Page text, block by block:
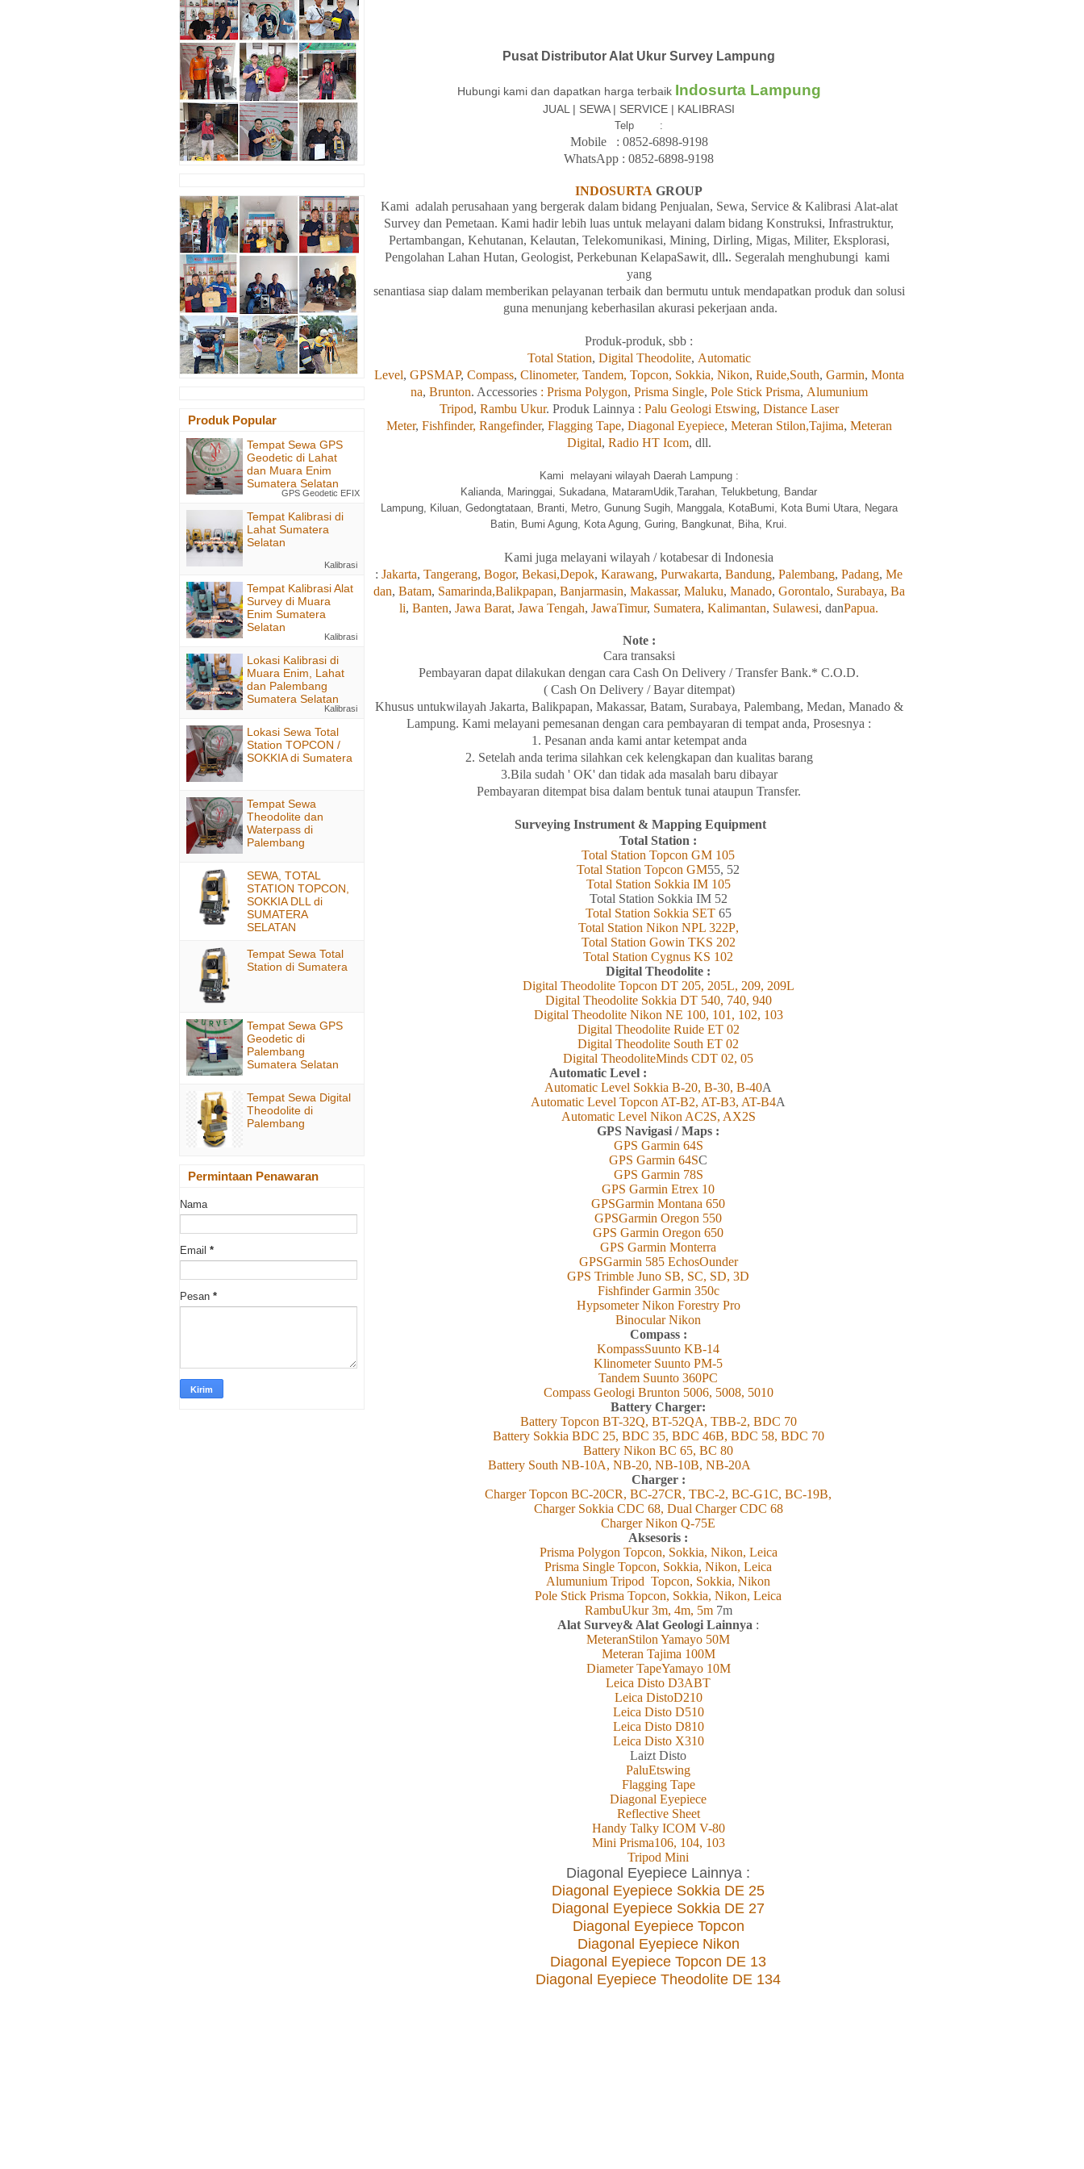
Pusat Distributor Alat Ukur Survey Lampung
Hubungi kami dan dapatkan harga terbaik Indosurta Lampung
JUAL | SEWA | SERVICE | KALIBRASI
Telp :
Mobile : 0852-6898-9198
WhatsApp : 0852-6898-9198
INDOSURTA GROUP
Kami adalah perusahaan yang bergerak dalam bidang Penjualan, Sewa, Service & Kalibrasi Alat-alat
Survey dan Pemetaan. Kami hadir lebih luas untuk melayani dalam bidang Konstruksi, Infrastruktur,
Pertambangan, Kehutanan, Kelautan, Telekomunikasi, Mining, Dirling, Migas, Militer, Eksplorasi,
Pengolahan Lahan Hutan, Geologist, Perkebunan KelapaSawit, dll.. Segeralah menghubungi kami
yang
senantiasa siap dalam memberikan pelayanan terbaik dan bermutu untuk mendapatkan produk dan solusi
guna menunjang keberhasilan akurasi pekerjaan anda.
Produk-produk, sbb :
Total Station, Digital Theodolite, Automatic
Level, GPSMAP, Compass, Clinometer, Tandem, Topcon, Sokkia, Nikon, Ruide,South, Garmin, Monta
na, Brunton. Accessories : Prisma Polygon, Prisma Single, Pole Stick Prisma, Alumunium
Tripod, Rambu Ukur. Produk Lainnya : Palu Geologi Etswing, Distance Laser
Meter, Fishfinder, Rangefinder, Flagging Tape, Diagonal Eyepiece, Meteran Stilon,Tajima, Meteran
Digital, Radio HT Icom, dll.
Kami melayani wilayah Daerah Lampung :
Kalianda, Maringgai, Sukadana, MataramUdik,Tarahan, Telukbetung, Bandar
Lampung, Kiluan, Gedongtataan, Branti, Metro, Gunung Sugih, Manggala, KotaBumi, Kota Bumi Utara, Negara
Batin, Bumi Agung, Kota Agung, Guring, Bangkunat, Biha, Krui.
Kami juga melayani wilayah / kotabesar di Indonesia
: Jakarta, Tangerang, Bogor, Bekasi,Depok, Karawang, Purwakarta, Bandung, Palembang, Padang, Me
dan, Batam, Samarinda,Balikpapan, Banjarmasin, Makassar, Maluku, Manado, Gorontalo, Surabaya, Ba
li, Banten, Jawa Barat, Jawa Tengah, JawaTimur, Sumatera, Kalimantan, Sulawesi, danPapua.
Note :
Cara transaksi
Pembayaran dapat dilakukan dengan cara Cash On Delivery / Transfer Bank.* C.O.D.
( Cash On Delivery / Bayar ditempat)
Khusus untukwilayah Jakarta, Balikpapan, Makassar, Batam, Surabaya, Palembang, Medan, Manado &
Lampung. Kami melayani pemesanan dengan cara pembayaran di tempat anda, Prosesnya :
1. Pesanan anda kami antar ketempat anda
2. Setelah anda terima silahkan cek kelengkapan dan kualitas barang
3.Bila sudah ' OK' dan tidak ada masalah baru dibayar
Pembayaran ditempat bisa dalam bentuk tunai ataupun Transfer.
Surveying Instrument & Mapping Equipment
Total Station :
Total Station Topcon GM 105
Total Station Topcon GM55, 52
Total Station Sokkia IM105
Total Station Sokkia IM 52
Total Station Sokkia SET 65
Total Station Nikon NPL 322P,
Total Station Gowin TKS 202
Total Station Cygnus KS 102
Digital Theodolite :
Digital Theodolite Topcon DT 205, 205L, 209, 209L
Digital Theodolite Sokkia DT 540, 740, 940
Digital Theodolite Nikon NE 100, 101, 102, 103
Digital Theodolite Ruide ET 02
Digital Theodolite South ET 02
Digital TheodoliteMinds CDT 02, 05
Automatic Level :
Automatic Level Sokkia B-20, B-30, B-40A
Automatic Level Topcon AT-B2, AT-B3, AT-B4A
Automatic Level Nikon AC2S, AX2S
GPS Navigasi / Maps :
GPS Garmin 64S
GPS Garmin 64SC
GPS Garmin 78S
GPS Garmin Etrex 10
GPSGarmin Montana 650
GPSGarmin Oregon 550
GPS Garmin Oregon 650
GPS Garmin Monterra
GPSGarmin 585 EchosOunder
GPS Trimble Juno SB, SC, SD, 3D
Fishfinder Garmin 350c
Hypsometer Nikon Forestry Pro
Binocular Nikon
Compass :
KompassSuunto KB-14
Klinometer Suunto PM-5
Tandem Suunto 360PC
Compass Geologi Brunton 5006, 5008, 5010
Battery Charger:
Battery Topcon BT-32Q, BT-52QA, TBB-2, BDC 70
Battery Sokkia BDC 25, BDC 35, BDC 46B, BDC 58, BDC 70
Battery Nikon BC 65, BC 80
Battery South NB-10A, NB-20, NB-10B, NB-20A
Charger :
Charger Topcon BC-20CR, BC-27CR, TBC-2, BC-G1C, BC-19B,
Charger Sokkia CDC 68, Dual Charger CDC 68
Charger Nikon Q-75E
Aksesoris :
Prisma Polygon Topcon, Sokkia, Nikon, Leica
Prisma Single Topcon, Sokkia, Nikon, Leica
Alumunium Tripod Topcon, Sokkia, Nikon
Pole Stick Prisma Topcon, Sokkia, Nikon, Leica
RambuUkur 3m, 4m, 5m7m
Alat Survey& Alat Geologi Lainnya :
MeteranStilon Yamayo 50M
Meteran Tajima 100M
Diameter TapeYamayo 10M
Leica Disto D3ABT
Leica DistoD210
Leica Disto D510
Leica Disto D810
Leica Disto X310
Laizt Disto
PaluEtswing
Flagging Tape
Diagonal Eyepiece
Reflective Sheet
Handy Talky ICOM V-80
Mini Prisma106, 104, 103
Tripod Mini
Diagonal Eyepiece Lainnya :
Diagonal Eyepiece Sokkia DE 25
Diagonal Eyepiece Sokkia DE 27
Diagonal Eyepiece Topcon
Diagonal Eyepiece Nikon
Diagonal Eyepiece Topcon DE 13
Diagonal Eyepiece Theodolite DE 134
Produk Popular
Tempat Sewa GPS
Geodetic di Lahat
dan Muara Enim
Sumatera Selatan
GPS Geodetic EFIX
Tempat Kalibrasi di
Lahat Sumatera
Selatan
Kalibrasi
Tempat Kalibrasi Alat
Survey di Muara
Enim Sumatera
Selatan
Kalibrasi
Lokasi Kalibrasi di
Muara Enim, Lahat
dan Palembang
Sumatera Selatan
Kalibrasi
Lokasi Sewa Total
Station TOPCON /
SOKKIA di Sumatera
Tempat Sewa
Theodolite dan
Waterpass di
Palembang
SEWA, TOTAL
STATION TOPCON,
SOKKIA DLL di
SUMATERA
SELATAN
Tempat Sewa Total
Station di Sumatera
Tempat Sewa GPS
Geodetic di
Palembang
Sumatera Selatan
Tempat Sewa Digital
Theodolite di
Palembang
Permintaan Penawaran
Nama
Email *
Pesan *